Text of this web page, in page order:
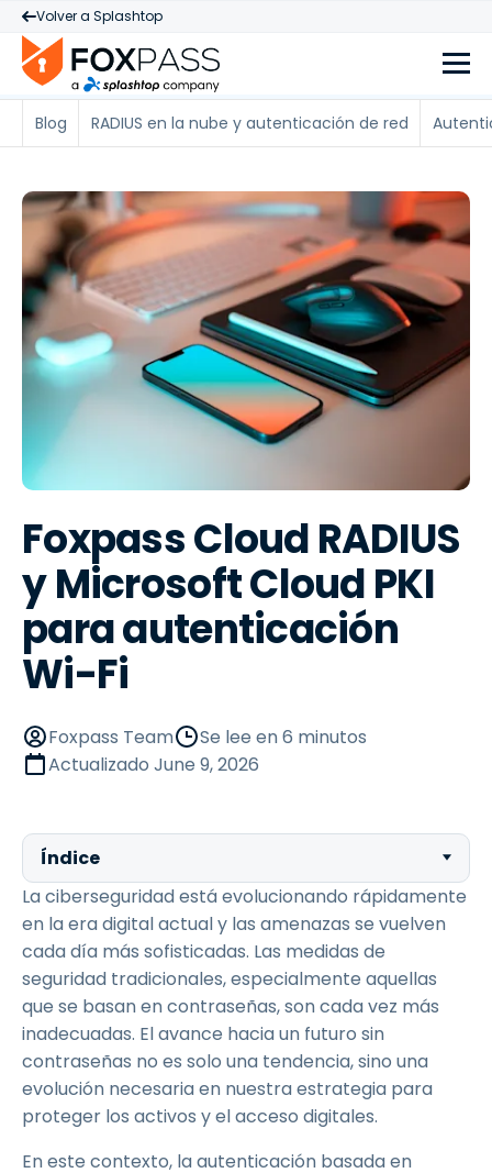
Volver a Splashtop
Blog RADIUS en la nube y autenticación de red
Foxpass Cloud RADIUS
y Microsoft Cloud PKI
para autenticación
Wi-Fi
Foxpass Team
Se lee en 6 minutos
Actualizado June 9, 2026
Índice
La ciberseguridad está evolucionando rápidamente
en la era digital actual y las amenazas se vuelven
cada día más sofisticadas. Las medidas de
seguridad tradicionales, especialmente aquellas
que se basan en contraseñas, son cada vez más
inadecuadas. El avance hacia un futuro sin
contraseñas no es solo una tendencia, sino una
evolución necesaria en nuestra estrategia para
proteger los activos y el acceso digitales.
En este contexto, la autenticación basada en